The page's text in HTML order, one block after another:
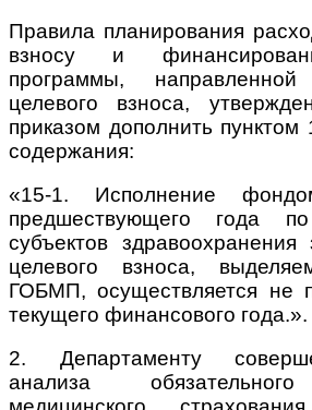
Правила планирования
взносу и
программы,
целевого взноса,
приказом дополнить
содержания:
«15-1. Исполнение
предшествующего года
субъектов
целевого взноса,
ГОБМП, осуществляется не
текущего финансового года.».
2. Департаменту
анализа